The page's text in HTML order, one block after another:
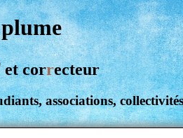
et correcteur
associations,